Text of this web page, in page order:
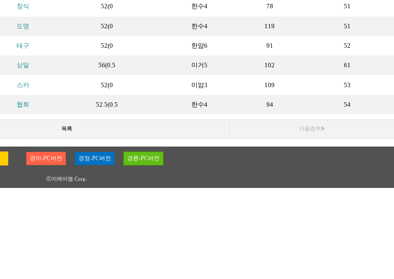
창식 52(0 한수4 78 51
도명 52(0 한수4 119 51
태구 52(0 한암6 91 52
상일 56(0.5 미거5 102 61
스카 52(0 미암3 109 53
협회 52.5(0.5 한수4 94 54
목록 다음경주▶
경마-PC버전 경정-PC버전 경륜-PC버전
ⓒ지에이엠 Corp.